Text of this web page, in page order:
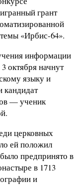
грант
«Ирбис-64».
информации
октября начнут
языку и
кандидат
— ученик
церковных
ей положил
предпринято в
в 1713
и